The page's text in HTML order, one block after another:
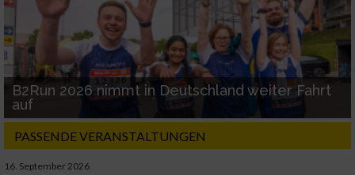
B2Run 2026 nimmt in Deutschland weiter Fahrt
auf
PASSENDE VERANSTALTUNGEN
16. September 2026